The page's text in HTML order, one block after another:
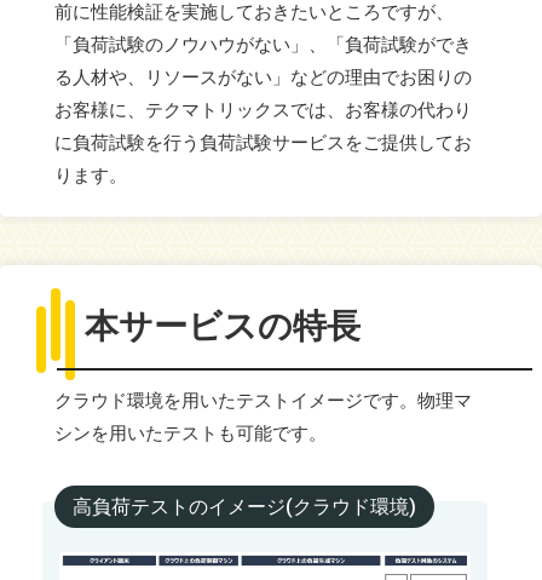
前に性能検証を実施しておきたいところですが、
「負荷試験のノウハウがない」、「負荷試験ができ
る人材や、リソースがない」などの理由でお困りの
お客様に、テクマトリックスでは、お客様の代わり
に負荷試験を行う負荷試験サービスをご提供してお
ります。
本サービスの特長
クラウド環境を用いたテストイメージです。物理マ
シンを用いたテストも可能です。
高負荷テストのイメージ(クラウド環境)